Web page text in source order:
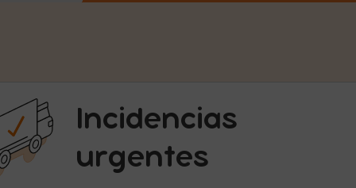
Incidencias
urgentes